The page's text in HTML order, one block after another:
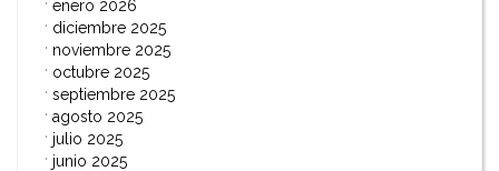
enero 2026
diciembre 2025
noviembre 2025
octubre 2025
septiembre 2025
agosto 2025
julio 2025
junio 2025